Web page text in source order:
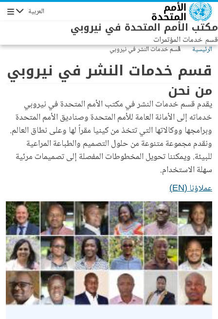
Skip to main content العربية الإبحار
مكتب الأمم المتحدة في نيروبي
قسم خدمات المؤتمرات
الرئيسية قسم خدمات النشر في نيروبي
قسم خدمات النشر في نيروبي
من نحن
يقدم قسم خدمات النشر في مكتب الأمم المتحدة في نيروبي
خدماته إلى الأمانة العامة للأمم المتحدة وصناديق الأمم المتحدة
وبرامجها ووكالاتها التي تتخذ من كينيا مقراً لها وعلى نطاق العالم.
ونقدم مجموعة متنوعة من حلول التصميم والطباعة المراعية
للبيئة. ويمكننا تحويل المخطوطات المفصلة إلى تصميمات مرئية
سهلة الاستخدام.
عملاؤنا (EN)